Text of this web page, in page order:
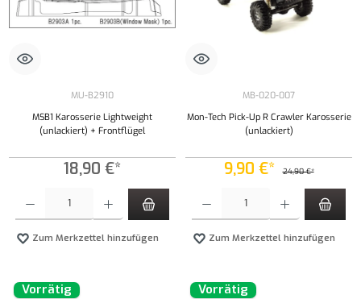
MU-B2910
MSB1 Karosserie Lightweight
(unlackiert) + Frontflügel
18,90 €*
Zum Merkzettel hinzufügen
MB-020-007
Mon-Tech Pick-Up R Crawler Karosserie
(unlackiert)
9,90 €* 24,90 €*
Zum Merkzettel hinzufügen
Vorrätig Vorrätig